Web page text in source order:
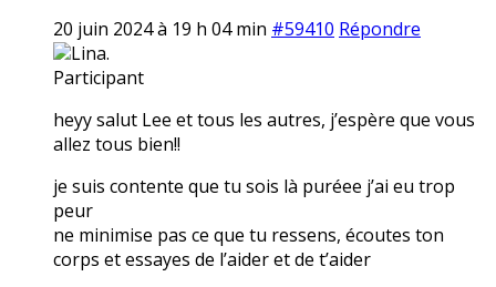
20 juin 2024 à 19 h 04 min #59410 Répondre
Lina.
Participant
heyy salut Lee et tous les autres, j’espère que vous
allez tous bien!!
je suis contente que tu sois là puréee j’ai eu trop
peur
ne minimise pas ce que tu ressens, écoutes ton
corps et essayes de l’aider et de t’aider